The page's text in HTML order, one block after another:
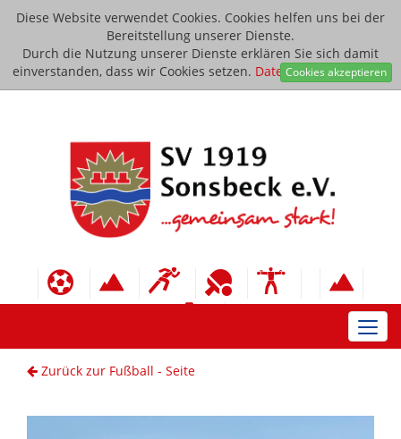
Diese Website verwendet Cookies. Cookies helfen uns bei der
Bereitstellung unserer Dienste.
Durch die Nutzung unserer Dienste erklären Sie sich damit
einverstanden, dass wir Cookies setzen. Datenschutzerklärung
Cookies akzeptieren
Zurück zur Fußball - Seite